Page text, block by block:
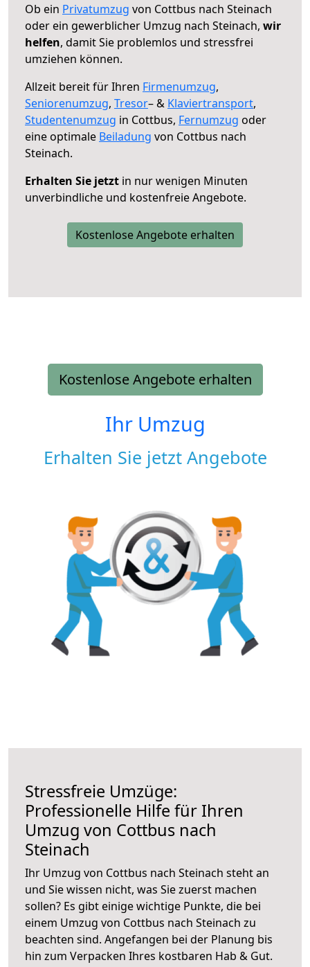
Ob ein Privatumzug von Cottbus nach Steinach
oder ein gewerblicher Umzug nach Steinach, wir
helfen, damit Sie problemlos und stressfrei
umziehen können.
Allzeit bereit für Ihren Firmenumzug,
Seniorenumzug, Tresor– & Klaviertransport,
Studentenumzug in Cottbus, Fernumzug oder
eine optimale Beiladung von Cottbus nach
Steinach.
Erhalten Sie jetzt in nur wenigen Minuten
unverbindliche und kostenfreie Angebote.
Kostenlose Angebote erhalten
Kostenlose Angebote erhalten
Ihr Umzug
Erhalten Sie jetzt Angebote
Stressfreie Umzüge:
Professionelle Hilfe für Ihren
Umzug von Cottbus nach
Steinach
Ihr Umzug von Cottbus nach Steinach steht an
und Sie wissen nicht, was Sie zuerst machen
sollen? Es gibt einige wichtige Punkte, die bei
einem Umzug von Cottbus nach Steinach zu
beachten sind. Angefangen bei der Planung bis
hin zum Verpacken Ihres kostbaren Hab & Gut.